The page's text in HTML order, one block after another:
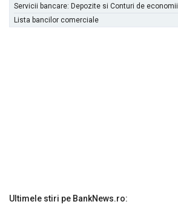
Servicii bancare: Depozite si Conturi de economii
Lista bancilor comerciale
Ultimele stiri pe BankNews.ro: